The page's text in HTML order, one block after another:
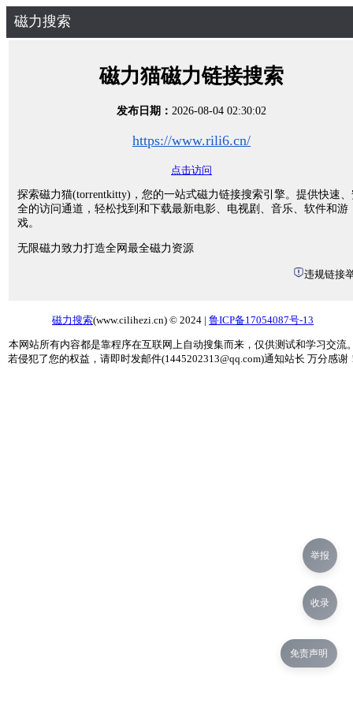
磁力搜索
磁力猫磁力链接搜索
发布日期： 2026-08-04 02:30:02
https://www.rili6.cn/
点击访问
探索磁力猫(torrentkitty)，您的一站式磁力链接搜索引擎。提供快速
全的访问通道，轻松找到和下载最新电影、电视剧、音乐、软件和游
戏。
无限磁力致力打造全网最全磁力资源
违规链接
磁力搜索(www.cilihezi.cn) © 2024 | 鲁ICP备17054087号-13
本网站所有内容都是靠程序在互联网上自动搜集而来，仅供测试和学习交流
若侵犯了您的权益，请即时发邮件(1445202313@qq.com)通知站长 万分感谢
免责声明
举报
收录